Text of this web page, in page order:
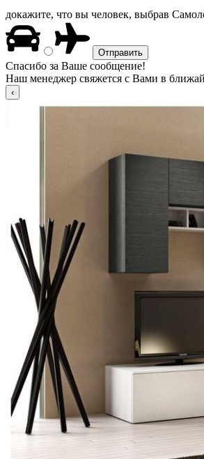
докажите, что вы человек, выбрав
Спасибо за Ваше сообщение!
Наш менеджер свяжется с Вами в